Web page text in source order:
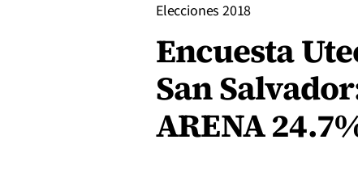
Elecciones 2018
Encuesta
San
ARENA